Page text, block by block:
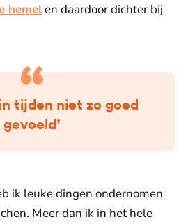
hemelen daardoor dichter bij
tijden niet zo goed
gevoeld’
ik leuke dingen ondernomen
Meer dan ik in het hele